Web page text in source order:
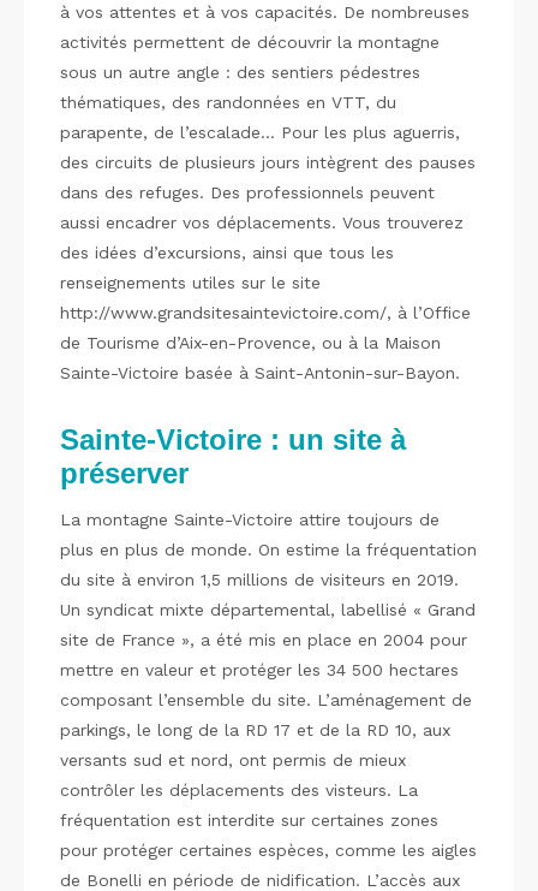
à vos attentes et à vos capacités. De nombreuses
activités permettent de découvrir la montagne
sous un autre angle : des sentiers pédestres
thématiques, des randonnées en VTT, du
parapente, de l’escalade… Pour les plus aguerris,
des circuits de plusieurs jours intègrent des pauses
dans des refuges. Des professionnels peuvent
aussi encadrer vos déplacements. Vous trouverez
des idées d’excursions, ainsi que tous les
renseignements utiles sur le site
http://www.grandsitesaintevictoire.com/, à l’Office
de Tourisme d’Aix-en-Provence, ou à la Maison
Sainte-Victoire basée à Saint-Antonin-sur-Bayon.
Sainte-Victoire : un site à
préserver
La montagne Sainte-Victoire attire toujours de
plus en plus de monde. On estime la fréquentation
du site à environ 1,5 millions de visiteurs en 2019.
Un syndicat mixte départemental, labellisé « Grand
site de France », a été mis en place en 2004 pour
mettre en valeur et protéger les 34 500 hectares
composant l’ensemble du site. L’aménagement de
parkings, le long de la RD 17 et de la RD 10, aux
versants sud et nord, ont permis de mieux
contrôler les déplacements des visteurs. La
fréquentation est interdite sur certaines zones
pour protéger certaines espèces, comme les aigles
de Bonelli en période de nidification. L’accès aux